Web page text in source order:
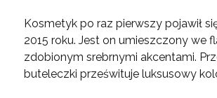
Kosmetyk po raz pierwszy pojawił
2015 roku. Jest on umieszczony we
zdobionym srebrnymi akcentami.
buteleczki prześwituje luksusowy